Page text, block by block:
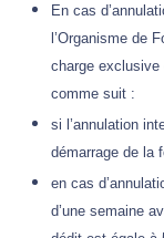
En cas
l’Organisme de
charge exclusive
comme suit :
si l’annulation
démarrage de la
en cas
d’une semaine